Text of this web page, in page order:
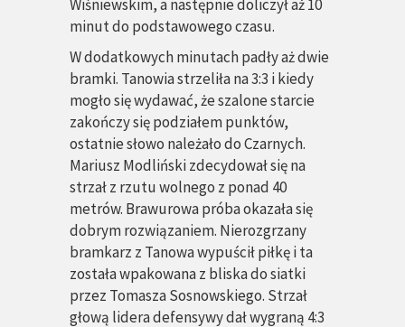
Wiśniewskim, a następnie doliczył aż 10
minut do podstawowego czasu.
W dodatkowych minutach padły aż dwie
bramki. Tanowia strzeliła na 3:3 i kiedy
mogło się wydawać, że szalone starcie
zakończy się podziałem punktów,
ostatnie słowo należało do Czarnych.
Mariusz Modliński zdecydował się na
strzał z rzutu wolnego z ponad 40
metrów. Brawurowa próba okazała się
dobrym rozwiązaniem. Nierozgrzany
bramkarz z Tanowa wypuścił piłkę i ta
została wpakowana z bliska do siatki
przez Tomasza Sosnowskiego. Strzał
głową lidera defensywy dał wygraną 4:3